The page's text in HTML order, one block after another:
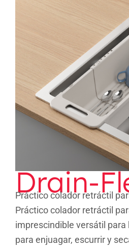
Drain-
Drain-
Práctico colador retráctil
Práctico colador retráctil
imprescindible versátil para
para enjuagar, escurrir y